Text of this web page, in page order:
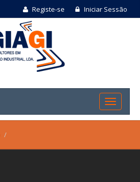
Registe-se Iniciar Sessão